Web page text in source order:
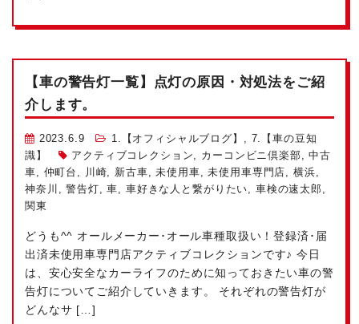
【車の警告灯一覧】点灯の原因・対処法をご紹
介します。
2023.6.9 1.【オフィシャルブログ】
7.【車の豆知
識】
アクティブコレクション カーコンビニ倶楽部 ,中古
車
仲町台 川崎 新古車 ,未使用車 ,未使用車専門店 横浜
神奈川
,警告灯 ,車 車好きな人と繋がりたい 車検の速太郎
関東
どうも^^ オールメーカー･オール車種取扱い！登録済･届
出済未使用車専門店アクティブコレクションです♪ 今日
は、安心安全なカーライフのために知っておきたい車の警
告灯についてご紹介していきます。 それぞれの警告灯が
どんなサ […]